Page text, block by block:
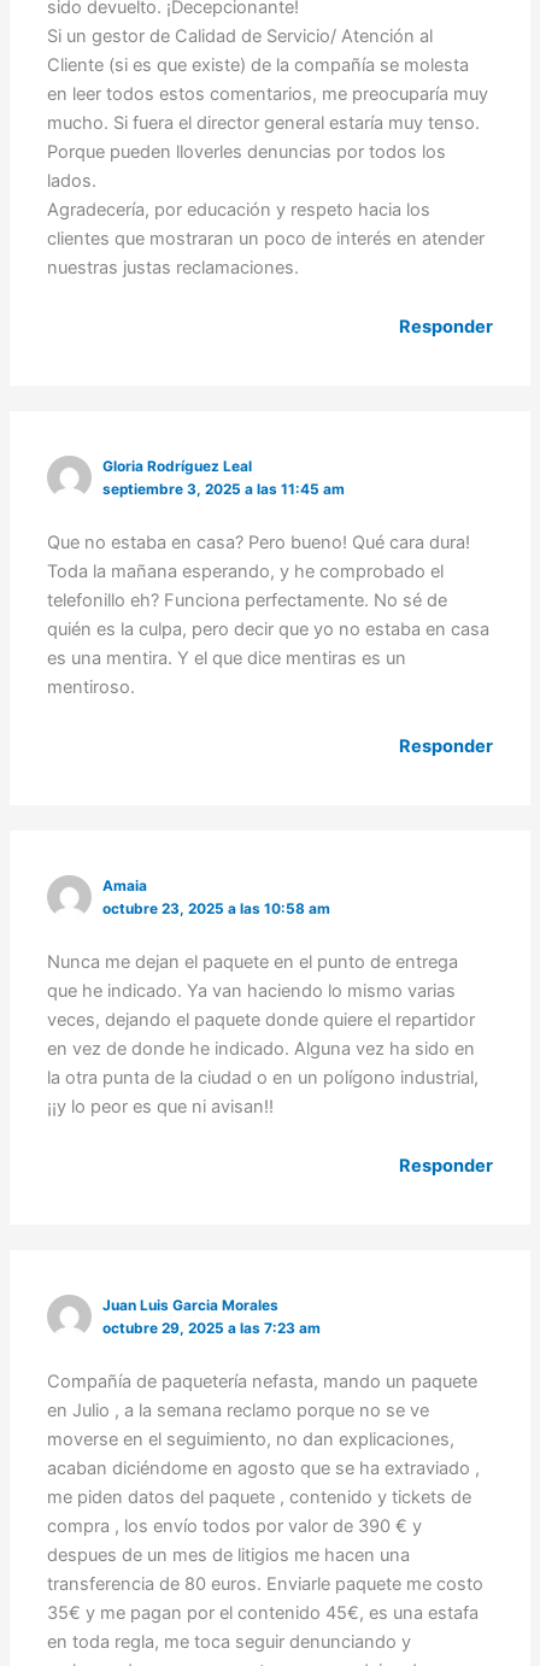
sido devuelto. ¡Decepcionante!
Si un gestor de Calidad de Servicio/ Atención al
Cliente (si es que existe) de la compañía se molesta
en leer todos estos comentarios, me preocuparía muy
mucho. Si fuera el director general estaría muy tenso.
Porque pueden lloverles denuncias por todos los
lados.
Agradecería, por educación y respeto hacia los
clientes que mostraran un poco de interés en atender
nuestras justas reclamaciones.
Responder
Gloria Rodríguez Leal
septiembre 3, 2025 a las 11:45 am
Que no estaba en casa? Pero bueno! Qué cara dura!
Toda la mañana esperando, y he comprobado el
telefonillo eh? Funciona perfectamente. No sé de
quién es la culpa, pero decir que yo no estaba en casa
es una mentira. Y el que dice mentiras es un
mentiroso.
Responder
Amaia
octubre 23, 2025 a las 10:58 am
Nunca me dejan el paquete en el punto de entrega
que he indicado. Ya van haciendo lo mismo varias
veces, dejando el paquete donde quiere el repartidor
en vez de donde he indicado. Alguna vez ha sido en
la otra punta de la ciudad o en un polígono industrial,
¡¡y lo peor es que ni avisan!!
Responder
Juan Luis Garcia Morales
octubre 29, 2025 a las 7:23 am
Compañía de paquetería nefasta, mando un paquete
en Julio , a la semana reclamo porque no se ve
moverse en el seguimiento, no dan explicaciones,
acaban diciéndome en agosto que se ha extraviado ,
me piden datos del paquete , contenido y tickets de
compra , los envío todos por valor de 390 € y
despues de un mes de litigios me hacen una
transferencia de 80 euros. Enviarle paquete me costo
35€ y me pagan por el contenido 45€, es una estafa
en toda regla, me toca seguir denunciando y